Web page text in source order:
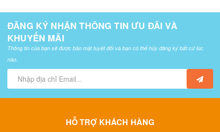
ĐĂNG KÝ NHẬN THÔNG TIN ƯU ĐÃI VÀ
KHUYẾN MÃI
Thông tin của bạn sẽ được bảo mật tuyệt đối và bạn có thể hủy đăng ký bất cứ lúc
nào.
HỖ TRỢ KHÁCH HÀNG